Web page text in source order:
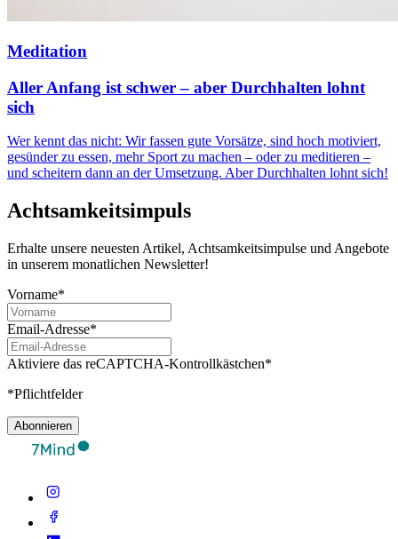
Meditation
Aller Anfang ist schwer – aber Durchhalten lohnt
sich
Wer kennt das nicht: Wir fassen gute Vorsätze, sind hoch motiviert,
gesünder zu essen, mehr Sport zu machen – oder zu meditieren –
und scheitern dann an der Umsetzung. Aber Durchhalten lohnt sich!
Achtsamkeitsimpuls
Erhalte unsere neuesten Artikel, Achtsamkeitsimpulse und Angebote
in unserem monatlichen Newsletter!
Vorname*
Email-Adresse*
Aktiviere das reCAPTCHA-Kontrollkästchen*
*Pflichtfelder
Abonnieren